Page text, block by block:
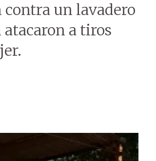
contra un lavadero
a tiros